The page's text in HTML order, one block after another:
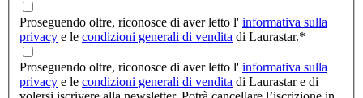
Proseguendo oltre, riconosce di aver letto l' informativa sulla
privacy e le condizioni generali di vendita di Laurastar.*
Proseguendo oltre, riconosce di aver letto l' informativa sulla
privacy e le condizioni generali di vendita di Laurastar e di